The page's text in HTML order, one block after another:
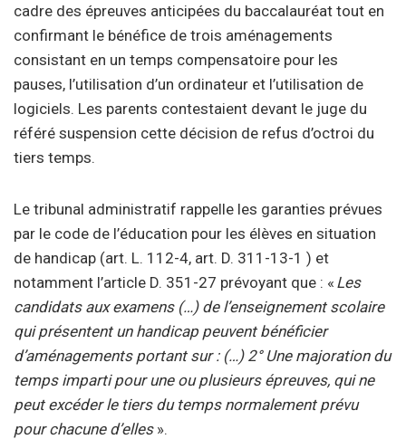
cadre des épreuves anticipées du baccalauréat tout en
confirmant le bénéfice de trois aménagements
consistant en un temps compensatoire pour les
pauses, l’utilisation d’un ordinateur et l’utilisation de
logiciels. Les parents contestaient devant le juge du
référé suspension cette décision de refus d’octroi du
tiers temps.
Le tribunal administratif rappelle les garanties prévues
par le code de l’éducation pour les élèves en situation
de handicap (art. L. 112-4, art. D. 311-13-1 ) et
notamment l’article D. 351-27 prévoyant que : « Les
candidats aux examens (…) de l’enseignement scolaire
qui présentent un handicap peuvent bénéficier
d’aménagements portant sur : (…) 2° Une majoration du
temps imparti pour une ou plusieurs épreuves, qui ne
peut excéder le tiers du temps normalement prévu
pour chacune d’elles ».